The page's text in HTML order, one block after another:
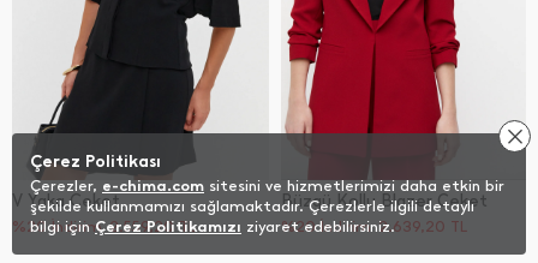
V Yaka Ceket
%20 İndirim 2.559,20TL
Büzgü Kollu Blazer Ceket
%20 İndirim 2.639,20 TL
Çerez Politikası
Çerezler, e-chima.com sitesini ve hizmetlerimizi daha etkin bir
şekilde kullanmamızı sağlamaktadır. Çerezlerle ilgili detaylı
bilgi içinÇerez Politikamızı ziyaret edebilirsiniz.